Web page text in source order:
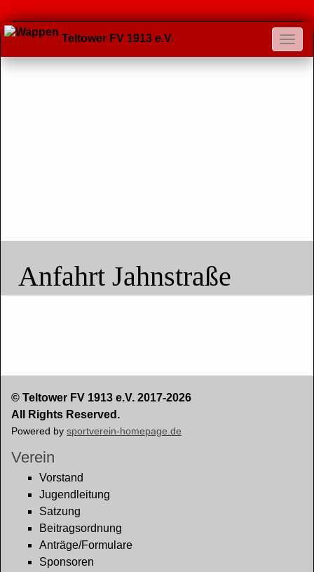
Teltower FV 1913 e.V.
Anfahrt Jahnstraße
© Teltower FV 1913 e.V. 2017-2026
All Rights Reserved.
Powered by sportverein-homepage.de
Verein
Vorstand
Jugendleitung
Satzung
Beitragsordnung
Anträge/Formulare
Sponsoren